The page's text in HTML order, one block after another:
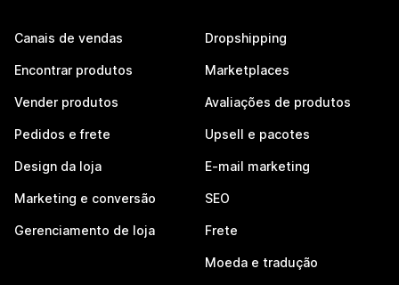
Canais de vendas
Encontrar produtos
Vender produtos
Pedidos e frete
Design da loja
Marketing e conversão
Gerenciamento de loja
Dropshipping
Marketplaces
Avaliações de produtos
Upsell e pacotes
E-mail marketing
SEO
Frete
Moeda e tradução